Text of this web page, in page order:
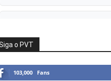
informações sobre possível
para o UFC após novas
Islam Makhachev: Há
o PVT
103,000 Fans